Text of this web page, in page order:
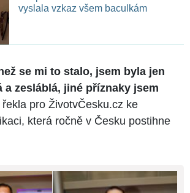
vyslala vzkaz všem baculkám
se mi to stalo, jsem byla jen
a zesláblá, jiné příznaky jsem
řekla pro ŽivotvČesku.cz ke
která ročně v Česku postihne